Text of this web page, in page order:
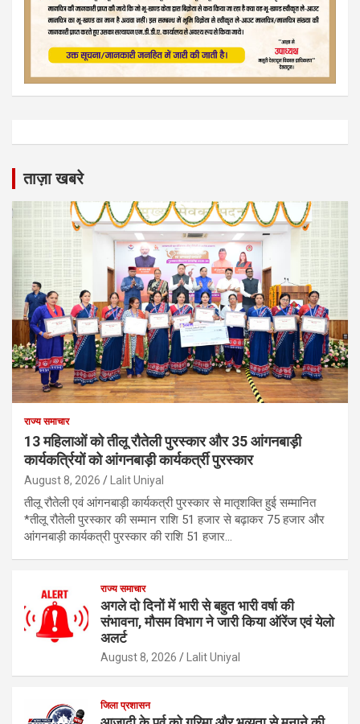
ताज़ा खबरे
राज्य समाचार
13 महिलाओं को तीलू रौतेली पुरस्कार और 35 आंगनबाड़ी
कार्यकर्त्रियों को आंगनबाड़ी कार्यकर्त्री पुरस्कार
August 8, 2026 Lalit Uniyal
तीलू रौतेली एवं आंगनबाड़ी कार्यकत्री पुरस्कार से मातृशक्ति हुई सम्मानित
*तीलू रौतेली पुरस्कार की सम्मान राशि 51 हजार से बढ़ाकर 75 हजार और
आंगनबाड़ी कार्यकत्री पुरस्कार की राशि 51 हजार…
राज्य समाचार
अगले दो दिनों में भारी से बहुत भारी वर्षा की
संभावना, मौसम विभाग ने जारी किया ऑरेंज एवं येलो
अलर्ट
August 8, 2026 Lalit Uniyal
जिला प्रशासन